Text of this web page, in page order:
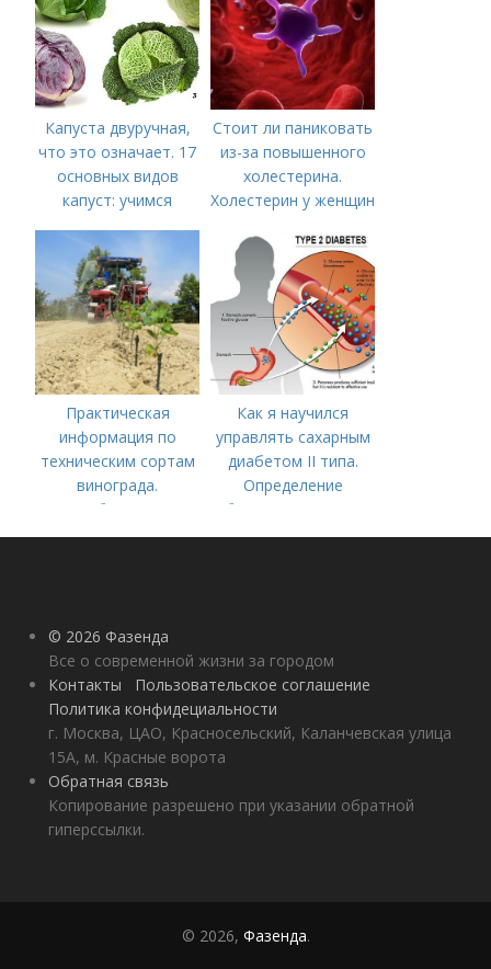
соковыжималки.
Рецепты пошагово
Капуста двуручная,
что это означает. 17
основных видов
капуст: учимся
Стоит ли паниковать
из-за повышенного
холестерина.
Холестерин у женщин
Практическая
информация по
техническим сортам
винограда.
Особенности
технических сортов
Как я научился
управлять сахарным
диабетом II типа.
Определение
болезни. Причины
заболевания
© 2026 Фазенда
Все о современной жизни за городом
Контакты
Пользовательское соглашение
Политика конфидециальности
г. Москва, ЦАО, Красносельский, Каланчевская улица
15А, м. Красные ворота
Обратная связь
Копирование разрешено при указании обратной
гиперссылки.
© 2026, Фазенда.